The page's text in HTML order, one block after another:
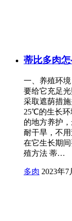
蒂比多肉
一、养殖环
要给它充足
采取遮荫措
25℃的生长环
的地方养护
耐干旱，不
在它生长期
殖方法 蒂…
多肉 2023年7